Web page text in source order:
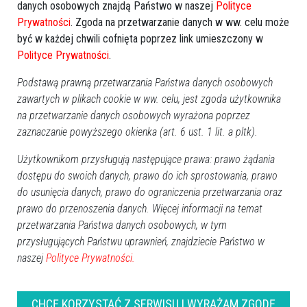
GOOGLE NEWS
Dodaj eOstroleka do obserwowanych źródeł w Google News.
Obserwuj w Google News
REKLAMA
danych osobowych znajdą Państwo w naszej Polityce
Prywatności. Zgoda na przetwarzanie danych w ww. celu może
być w każdej chwili cofnięta poprzez link umieszczony w
Polityce Prywatności.
Podstawą prawną przetwarzania Państwa danych osobowych
zawartych w plikach cookie w ww. celu, jest zgoda użytkownika
na przetwarzanie danych osobowych wyrażona poprzez
zaznaczanie powyższego okienka (art. 6 ust. 1 lit. a pltk).
Użytkownikom przysługują następujące prawa: prawo żądania
dostępu do swoich danych, prawo do ich sprostowania, prawo
do usunięcia danych, prawo do ograniczenia przetwarzania oraz
prawo do przenoszenia danych. Więcej informacji na temat
przetwarzania Państwa danych osobowych, w tym
przysługujących Państwu uprawnień, znajdziecie Państwo w
naszej Polityce Prywatności.
CHCĘ KORZYSTAĆ Z SERWISU I WYRAŻAM ZGODĘ